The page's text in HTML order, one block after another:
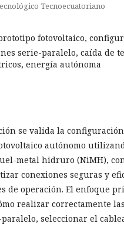
Tecnoecuatoriano
fotovoltaico,
serie-paralelo, caída de
energía autónoma
se valida la
autónomo
metal hidruro (NiMH),
conexiones seguras y
de operación. El enfoque
realizar correctamente las
seleccionar el